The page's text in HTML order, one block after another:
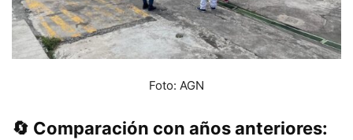
Foto: AGN
🔄 Comparación con años anteriores: